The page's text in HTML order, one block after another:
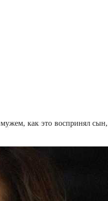
как это воспринял